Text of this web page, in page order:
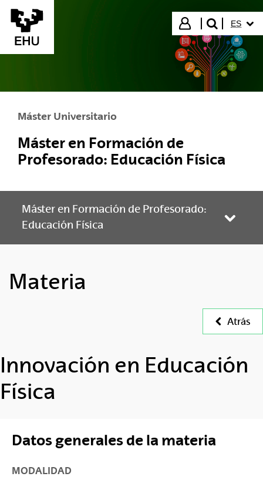
Saltar al contenido principal
Iniciar sesión
buscar"
ES
Máster Universitario
Máster en Formación de
Profesorado: Educación Física
Máster en Formación de Profesorado:
Educación Física
Materia
Atrás
Innovación en Educación
Física
Datos generales de la materia
MODALIDAD